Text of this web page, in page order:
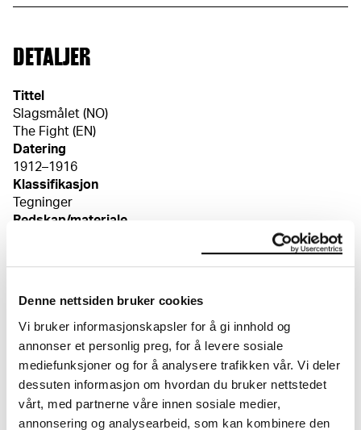
Denne nettsiden bruker cookies
Vi bruker informasjonskapsler for å gi innhold og
annonser et personlig preg, for å levere sosiale
mediefunksjoner og for å analysere trafikken vår. Vi deler
dessuten informasjon om hvordan du bruker nettstedet
vårt, med partnerne våre innen sosiale medier,
annonsering og analysearbeid, som kan kombinere den
DETALJER
Tittel
Slagsmålet (NO)
The Fight (EN)
Datering
1912–1916
Klassifikasjon
Tegninger
Redskap/materiale
Kreditering
Munchmuseet
Om verkskatalogen